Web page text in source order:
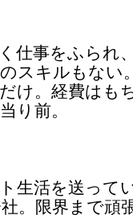
仕事をふられ
スキルもない
け。経費はも
り前。
生活を送って
。限界まで頑